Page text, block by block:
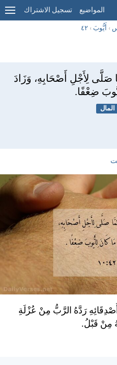
المواضيع تسجيل الاشتراك
› أَيُّوبَ ›٤٢
لِأَجْلِ أَصْحَابِهِ، وَزَادَ
ضِعْفًا.
المال
رَدَّهُ الرَّبُّ مِنْ عُزْلَةِ
مِنْ قَبْلُ.